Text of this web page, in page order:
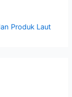
Produk Laut